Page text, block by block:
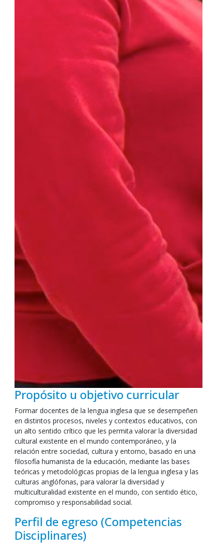
Propósito u objetivo curricular
Formar docentes de la lengua inglesa que se desempeñen
en distintos procesos, niveles y contextos educativos, con
un alto sentido crítico que les permita valorar la diversidad
cultural existente en el mundo contemporáneo, y la
relación entre sociedad, cultura y entorno, basado en una
filosofía humanista de la educación, mediante las bases
teóricas y metodológicas propias de la lengua inglesa y las
culturas anglófonas, para valorar la diversidad y
multiculturalidad existente en el mundo, con sentido ético,
compromiso y responsabilidad social.
Perfil de egreso (Competencias
Disciplinares)